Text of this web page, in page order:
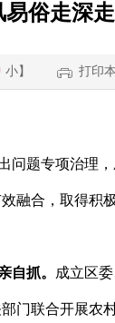
易俗走深
小】 打印
问题专项治理
融合，取得积极
自抓。 成立区
门联合开展农